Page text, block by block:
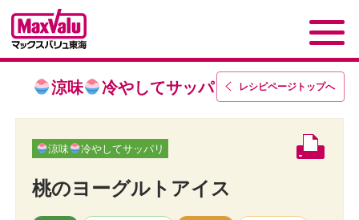
レシピページトップへ
涼味 冷やしてサッパリ
涼味 冷やしてサッパリ
桃のヨーグルトアイス